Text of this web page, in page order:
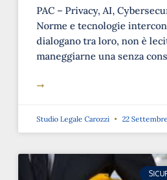
PAC – Privacy, AI,
Norme e tecnologie
dialogano tra loro, non è
maneggiarne una senza
➞
Studio Legale Carozzi 22